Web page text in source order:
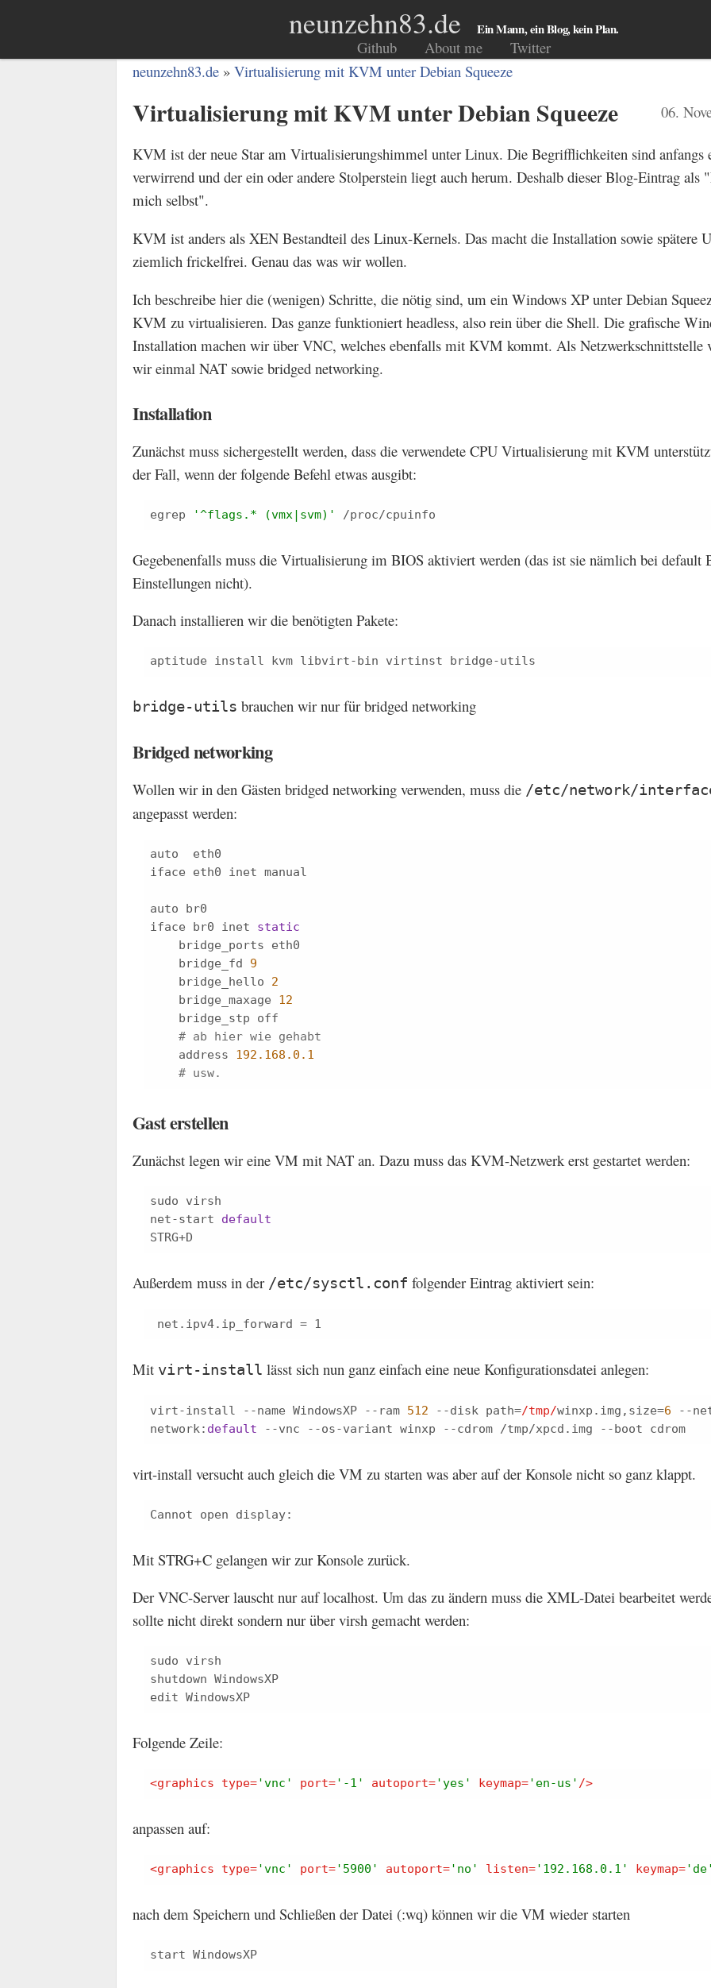
neunzehn83.de Ein Mann, ein Blog, kein Plan.
Github About me
Twitter
neunzehn83.de
Virtualisierung mit KVM unter Debian Squeeze
Virtualisierung mit KVM unter Debian Squeeze 06.
KVM ist der neue Star am Virtualisierungshimmel unter Linux. Die Begrifflichkeiten sind anfangs
verwirrend und der ein oder andere Stolperstein liegt auch herum. Deshalb dieser Blog-Eintrag als
mich selbst".
KVM ist anders als XEN Bestandteil des Linux-Kernels. Das macht die Installation sowie spätere
ziemlich frickelfrei. Genau das was wir wollen.
Ich beschreibe hier die (wenigen) Schritte, die nötig sind, um ein Windows XP unter Debian
KVM zu virtualisieren. Das ganze funktioniert headless, also rein über die Shell. Die grafische
Installation machen wir über VNC, welches ebenfalls mit KVM kommt. Als Netzwerkschnittstelle
wir einmal NAT sowie bridged networking.
Installation
Zunächst muss sichergestellt werden, dass die verwendete CPU Virtualisierung mit KVM
der Fall, wenn der folgende Befehl etwas ausgibt:
egrep '^flags.* (vmx|svm)'
Gegebenenfalls muss die Virtualisierung im BIOS aktiviert werden (das ist sie nämlich bei default
Einstellungen nicht).
Danach installieren wir die benötigten Pakete:
bridge-utils brauchen wir nur für bridged networking
Bridged networking
Wollen wir in den Gästen bridged networking verwenden, muss die /etc/network/
angepasst werden:
auto  eth0
iface eth0 inet manual
auto br0
iface br0 inet static
    bridge_fd
9
    bridge_hello
2
    bridge_maxage
12
# ab hier wie gehabt
    address
192.168 .0 .1
# usw.
Gast erstellen
Zunächst legen wir eine VM mit NAT an. Dazu muss das KVM-Netzwerk erst gestartet werden:
sudo virsh
net-start default
Außerdem muss in der /etc/sysctl.conf folgender Eintrag aktiviert sein:
Mit virt-install lässt sich nun ganz einfach eine neue Konfigurationsdatei anlegen:
virt-install --name WindowsXP --ram 512 --disk path=/tmp/winxp.img,size=6 --
network: default
virt-install versucht auch gleich die VM zu starten was aber auf der Konsole nicht so ganz klappt.
Mit STRG+C gelangen wir zur Konsole zurück.
Der VNC-Server lauscht nur auf localhost. Um das zu ändern muss die XML-Datei bearbeitet
sollte nicht direkt sondern nur über virsh gemacht werden:
sudo virsh
shutdown WindowsXP
Folgende Zeile:
<graphics type='vnc' port='-1' autoport='yes' keymap='en-us' />
anpassen auf:
<graphics type='vnc' port='5900' autoport='no' listen='192.168.0.1' keymap=
nach dem Speichern und Schließen der Datei (:wq) können wir die VM wieder starten